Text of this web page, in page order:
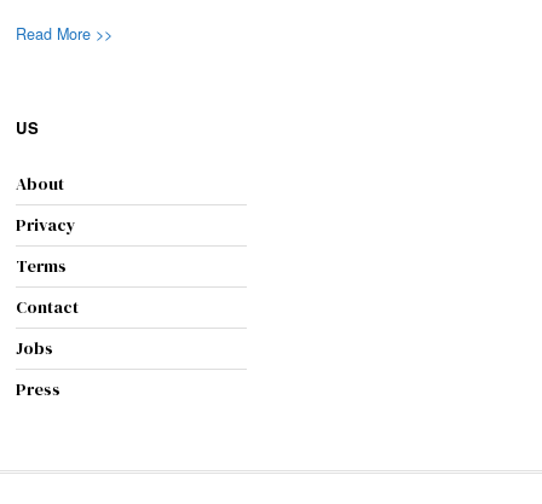
Read More >>
US
About
Privacy
Terms
Contact
Jobs
Press